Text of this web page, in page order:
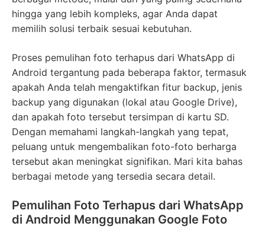
hingga yang lebih kompleks, agar Anda dapat
memilih solusi terbaik sesuai kebutuhan.
Proses pemulihan foto terhapus dari WhatsApp di
Android tergantung pada beberapa faktor, termasuk
apakah Anda telah mengaktifkan fitur backup, jenis
backup yang digunakan (lokal atau Google Drive),
dan apakah foto tersebut tersimpan di kartu SD.
Dengan memahami langkah-langkah yang tepat,
peluang untuk mengembalikan foto-foto berharga
tersebut akan meningkat signifikan. Mari kita bahas
berbagai metode yang tersedia secara detail.
Pemulihan Foto Terhapus dari WhatsApp
di Android Menggunakan Google Foto